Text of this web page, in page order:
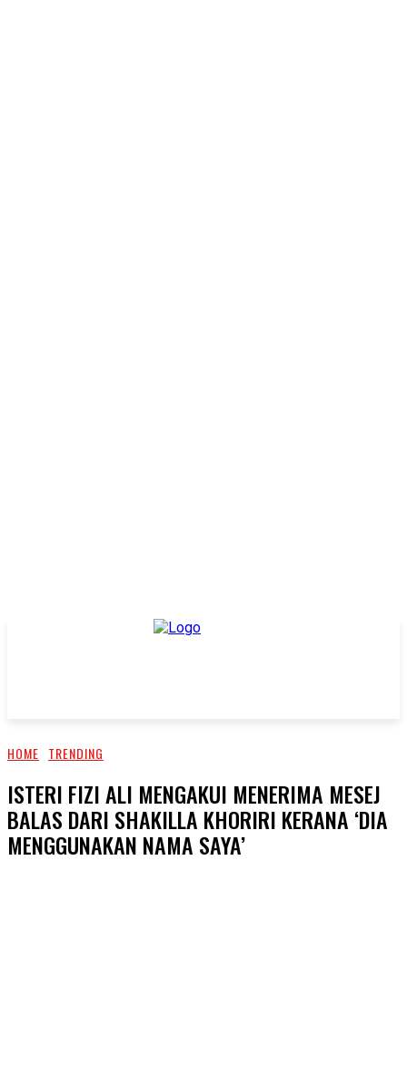
HOME TRENDING
ISTERI FIZI ALI MENGAKUI MENERIMA MESEJ
BALAS DARI SHAKILLA KHORIRI KERANA ‘DIA
MENGGUNAKAN NAMA SAYA’